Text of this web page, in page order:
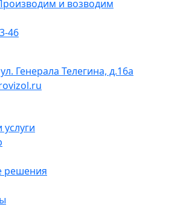
и возводим
46
Генерала Телегина, д.16а
решения